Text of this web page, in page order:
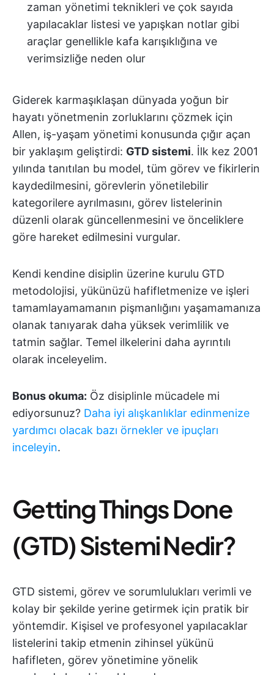
zaman yönetimi teknikleri ve çok sayıda
yapılacaklar listesi ve yapışkan notlar gibi
araçlar genellikle kafa karışıklığına ve
verimsizliğe neden olur
Giderek karmaşıklaşan dünyada yoğun bir
hayatı yönetmenin zorluklarını çözmek için
Allen, iş-yaşam yönetimi konusunda çığır açan
bir yaklaşım geliştirdi: GTD sistemi. İlk kez 2001
yılında tanıtılan bu model, tüm görev ve fikirlerin
kaydedilmesini, görevlerin yönetilebilir
kategorilere ayrılmasını, görev listelerinin
düzenli olarak güncellenmesini ve önceliklere
göre hareket edilmesini vurgular.
Kendi kendine disiplin üzerine kurulu GTD
metodolojisi, yükünüzü hafifletmenize ve işleri
tamamlayamamanın pişmanlığını yaşamamanıza
olanak tanıyarak daha yüksek verimlilik ve
tatmin sağlar. Temel ilkelerini daha ayrıntılı
olarak inceleyelim.
Bonus okuma: Öz disiplinle mücadele mi
ediyorsunuz? Daha iyi alışkanlıklar edinmenize
yardımcı olacak bazı örnekler ve ipuçları
inceleyin.
Getting Things Done
(GTD) Sistemi Nedir?
GTD sistemi, görev ve sorumlulukları verimli ve
kolay bir şekilde yerine getirmek için pratik bir
yöntemdir. Kişisel ve profesyonel yapılacaklar
listelerini takip etmenin zihinsel yükünü
hafifleten, görev yönetimine yönelik